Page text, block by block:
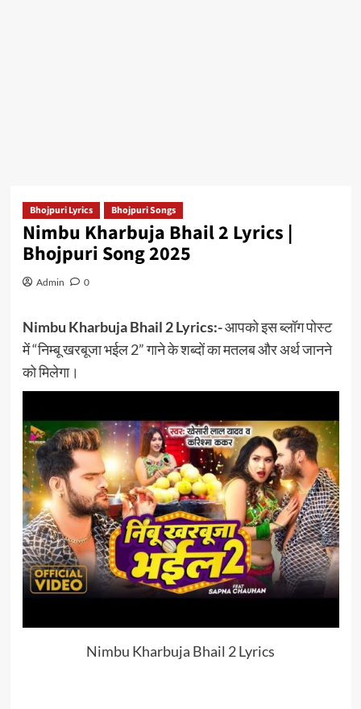
Bhojpuri Lyrics Bhojpuri Songs
Nimbu Kharbuja Bhail 2 Lyrics |
Bhojpuri Song 2025
Admin 0
Nimbu Kharbuja Bhail 2 Lyrics:-आपको इस ब्लॉग पोस्ट
में “निम्बू खरबूजा भईल 2” गाने के शब्दों का मतलब और अर्थ जानने
को मिलेगा।
Nimbu Kharbuja Bhail 2 Lyrics